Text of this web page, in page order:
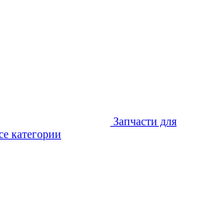
Запчасти для
категории